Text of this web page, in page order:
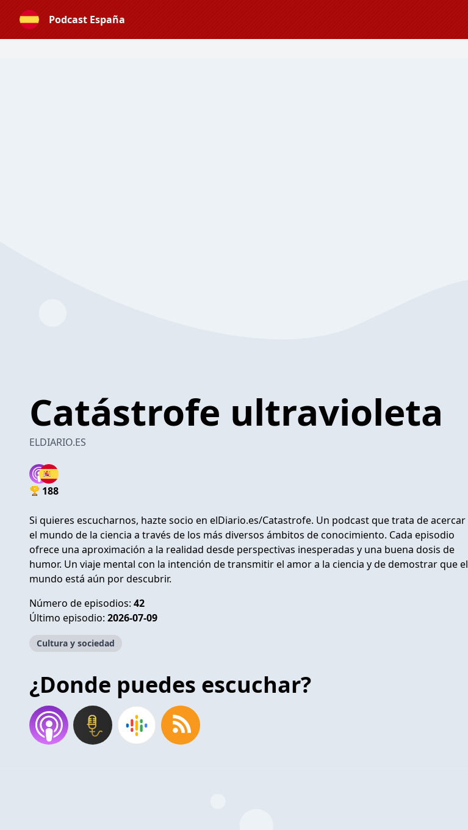
Podcast España
Catástrofe ultravioleta
ELDIARIO.ES
188
Si quieres escucharnos, hazte socio en elDiario.es/Catastrofe. Un podcast que trata de acercar
el mundo de la ciencia a través de los más diversos ámbitos de conocimiento. Cada episodio
ofrece una aproximación a la realidad desde perspectivas inesperadas y una buena dosis de
humor. Un viaje mental con la intención de transmitir el amor a la ciencia y de demostrar que el
mundo está aún por descubrir.
Número de episodios: 42
Último episodio: 2026-07-09
Cultura y sociedad
¿Donde puedes escuchar?